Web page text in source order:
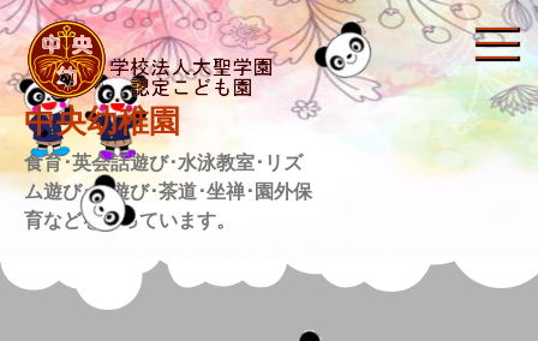
Skip
to
content
中央幼稚園
食育･英会話遊び･水泳教室･リズ
ム遊び･劇遊び･茶道･坐禅･園外保
育などを行っています。